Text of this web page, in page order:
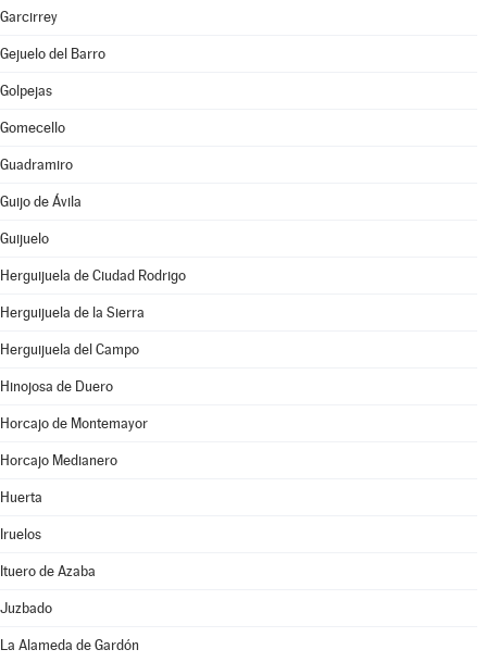
Garcirrey
Gejuelo del Barro
Golpejas
Gomecello
Guadramiro
Guijo de Ávila
Guijuelo
Herguijuela de Ciudad Rodrigo
Herguijuela de la Sierra
Herguijuela del Campo
Hinojosa de Duero
Horcajo de Montemayor
Horcajo Medianero
Huerta
Iruelos
Ituero de Azaba
Juzbado
La Alameda de Gardón